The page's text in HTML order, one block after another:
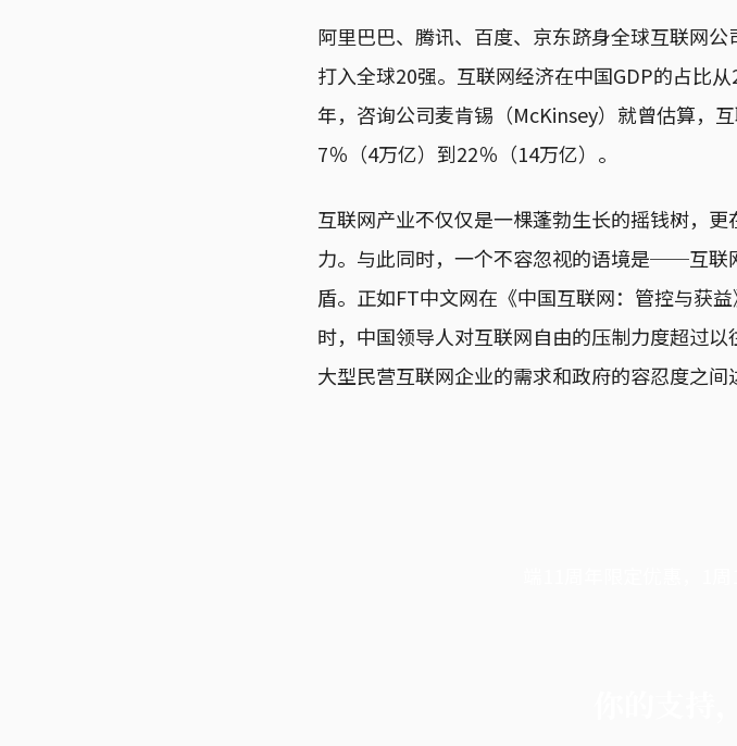
阿里巴巴、腾讯、百度、京东跻身全球互联网
打入全球20强。互联网经济在中国GDP的占比
年，咨询公司麦肯锡（McKinsey）就曾估算，
7％（4万亿）到22％（14万亿）。
互联网产业不仅仅是一棵蓬勃生长的摇钱树，
力。与此同时，一个不容忽视的语境是──互联
盾。正如FT中文网在《中国互联网：管控与获
时，中国领导人对互联网自由的压制力度超过
大型民营互联网企业的需求和政府的容忍度之间